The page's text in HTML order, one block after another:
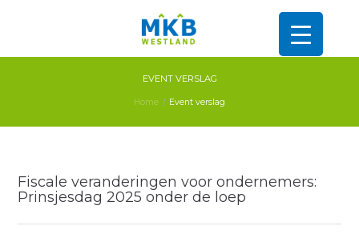
EVENT VERSLAG
Home Event verslag
Fiscale veranderingen voor ondernemers:
Prinsjesdag 2025 onder de loep